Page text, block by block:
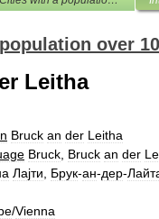
over
Leitha
Bruck an der Leitha
Bruck Bruck an der
Лајти Брук-ан-дер-
/Vienna